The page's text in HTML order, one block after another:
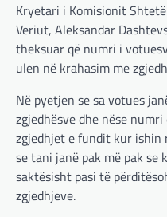
Kryetari i Komisionit
Veriut, Aleksandar
theksuar që numri i
ulen në krahasim me
Në pyetjen se sa votues
zgjedhësve dhe nëse
zgjedhjet e fundit kur
se tani janë pak më pak se
saktësisht pasi të
zgjedhjeve.